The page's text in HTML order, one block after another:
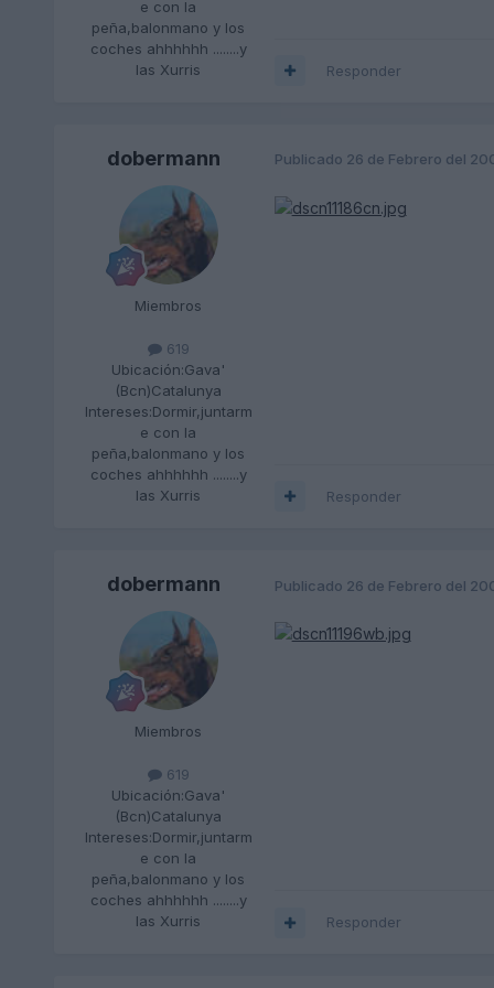
e con la
peña,balonmano y los
coches ahhhhhh ........y
las Xurris
Responder
dobermann
Miembros
619
Ubicación:Gava'
(Bcn)Catalunya
Intereses:Dormir,juntarm
e con la
peña,balonmano y los
coches ahhhhhh ........y
las Xurris
Publicado 26 de Febrero del
Responder
dobermann
Miembros
619
Ubicación:Gava'
(Bcn)Catalunya
Intereses:Dormir,juntarm
e con la
peña,balonmano y los
coches ahhhhhh ........y
las Xurris
Publicado 26 de Febrero del
Responder